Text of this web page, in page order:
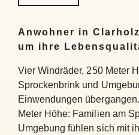
Anwohner in
um ihre
Vier Windräder, 250 Meter
Sprockenbrink und
Einwendungen
Meter Höhe: Familien am
Umgebung fühlen sich mit